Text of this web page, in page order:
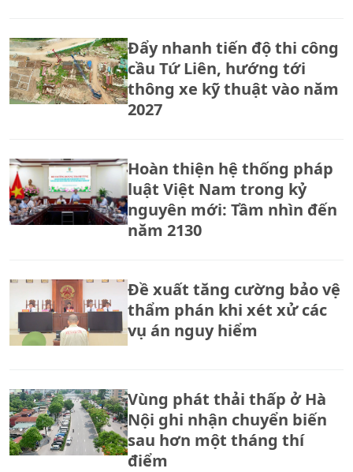
Đẩy nhanh tiến độ thi công
cầu Tứ Liên, hướng tới
thông xe kỹ thuật vào năm
2027
Hoàn thiện hệ thống pháp
luật Việt Nam trong kỷ
nguyên mới: Tầm nhìn đến
năm 2130
Đề xuất tăng cường bảo vệ
thẩm phán khi xét xử các
vụ án nguy hiểm
Vùng phát thải thấp ở Hà
Nội ghi nhận chuyển biến
sau hơn một tháng thí
điểm